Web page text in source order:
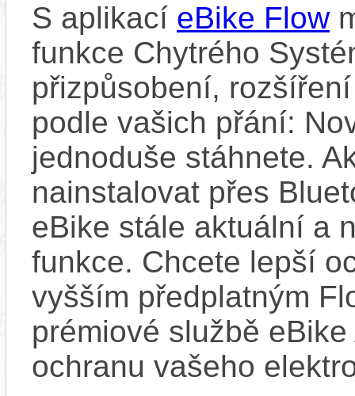
S aplikací eBike Flow
funkce Chytrého
přizpůsobení,
podle vašich přání:
jednoduše stáhnete.
nainstalovat přes
eBike stále aktuální a
funkce. Chcete lepší
vyšším předplatným
prémiové službě
ochranu vašeho